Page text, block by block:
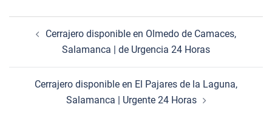
entradas
Cerrajero disponible en Olmedo de Camaces,
Salamanca | de Urgencia 24 Horas
Cerrajero disponible en El Pajares de la Laguna,
Salamanca | Urgente 24 Horas